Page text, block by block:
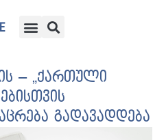
– „ქართული
გადავადდება